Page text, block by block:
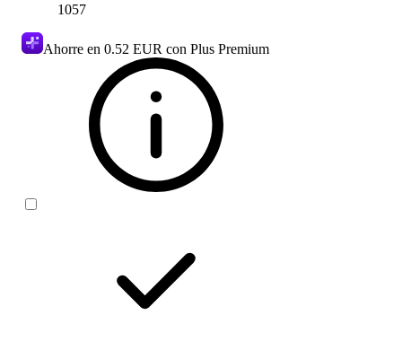
1057
Ahorre en 0.52 EUR con Plus Premium